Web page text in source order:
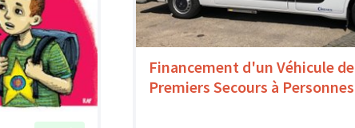
Financement d'un Véhicule de
Premiers Secours à Personnes